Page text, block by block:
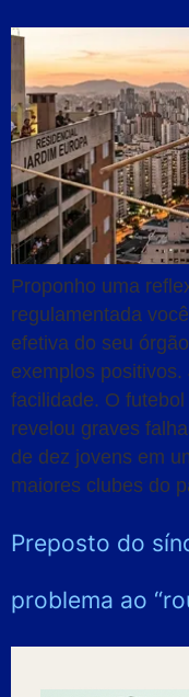
Proponho uma
regulamentada
efetiva do seu
exemplos
facilidade. O
revelou graves
de dez jovens em
maiores clubes do
Preposto do
problema ao